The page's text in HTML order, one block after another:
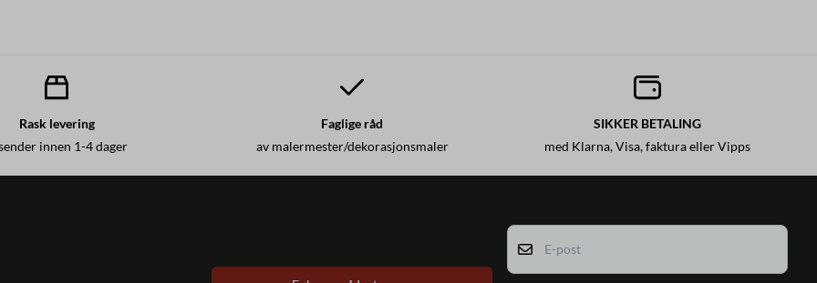
Rask levering
innen 1-4 dager
Faglige råd
av malermester/dekorasjonsmaler
SIKKER BETALING
med Klarna, Visa, faktura eller Vipps
E-post